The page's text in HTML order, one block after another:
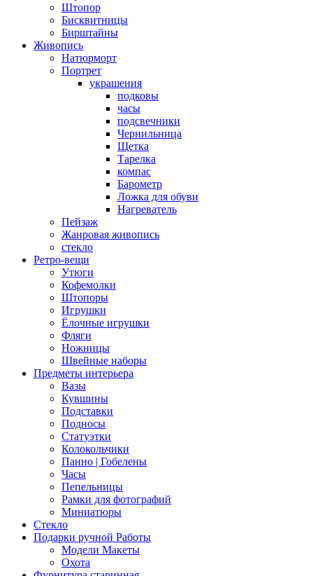
Штопор
Бисквитницы
Бирштайны
Живопись
Натюрморт
Портрет
украшения
подковы
часы
подсвечники
Чернильница
Щетка
Тарелка
компас
Барометр
Ложка для обуви
Нагреватель
Пейзаж
Жанровая живопись
стекло
Ретро-вещи
Утюги
Кофемолки
Штопоры
Игрушки
Ёлочные игрушки
Фляги
Ножницы
Швейные наборы
Предметы интерьера
Вазы
Кувшины
Подставки
Подносы
Статуэтки
Колокольчики
Панно | Гобелены
Часы
Пепельницы
Рамки для фотографий
Миниатюры
Стекло
Подарки ручной Работы
Модели Макеты
Охота